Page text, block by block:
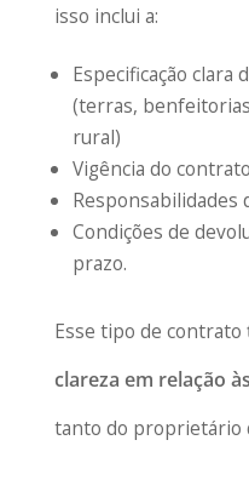
isso inclui a:
Especificação clara
(terras,
rural)
Vigência do contrato
Responsabilidades
Condições de
prazo.
Esse tipo de contrato
clareza em relação
tanto do proprietário